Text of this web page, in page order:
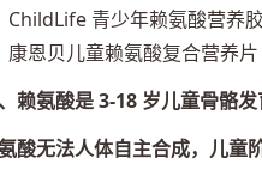
ChildLife 青少年赖氨酸营养
康恩贝儿童赖氨酸复合营养片
赖氨酸是 3-18 岁儿童骨骼
酸无法人体自主合成，儿童